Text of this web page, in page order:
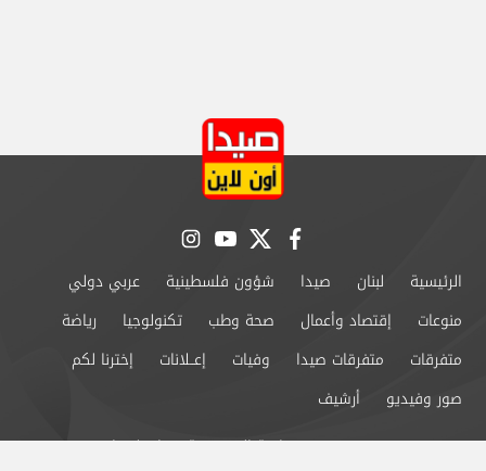
facebook
twitter
youtube
instagram
الرئيسية لبنان صيدا شؤون فلسطينية
عربي دولي
منوعات
إقتصاد وأعمال صحة وطب تكنولوجيا
رياضة
متفرقات
متفرقات صيدا وفيات إعــلانات
إخترنا لكم
صور وفيديو
أرشيف
من نحن
سياسة الخصوصية اتصل بنا